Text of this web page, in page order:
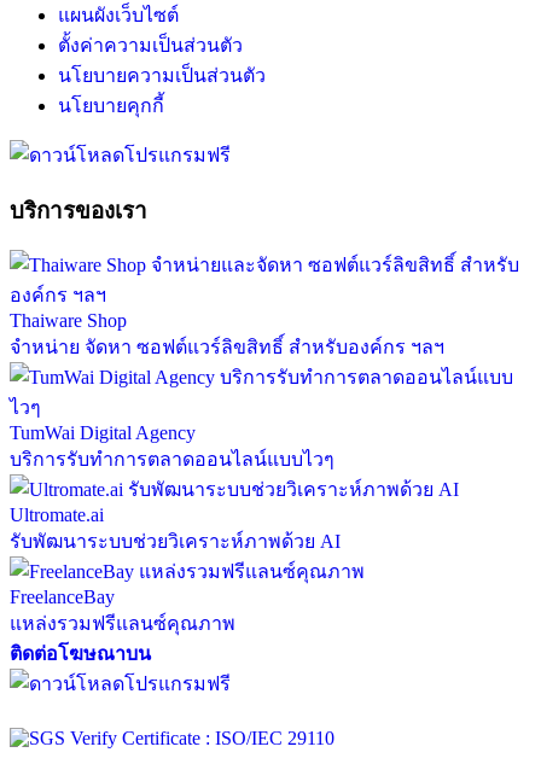
แผนผังเว็บไซต์
ตั้งค่าความเป็นส่วนตัว
นโยบายความเป็นส่วนตัว
นโยบายคุกกี้
บริการของเรา
Thaiware Shop
จำหน่าย จัดหา ซอฟต์แวร์ลิขสิทธิ์ สำหรับองค์กร ฯลฯ
TumWai Digital Agency
บริการรับทำการตลาดออนไลน์แบบไวๆ
Ultromate.ai
รับพัฒนาระบบช่วยวิเคราะห์ภาพด้วย AI
FreelanceBay
แหล่งรวมฟรีแลนซ์คุณภาพ
ติดต่อโฆษณาบน